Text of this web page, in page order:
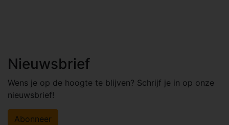
Nieuwsbrief
Wens je op de hoogte te blijven? Schrijf je in op onze
nieuwsbrief!
Abonneer